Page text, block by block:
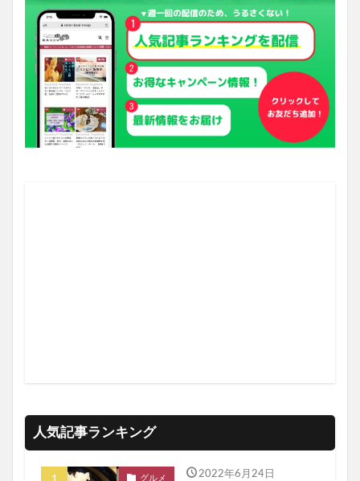
人気記事ランキング
グルメ 2022年6月24日